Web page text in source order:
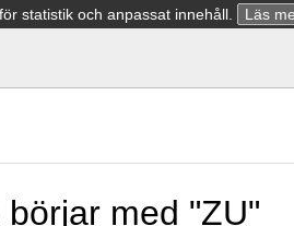
statistik och anpassat innehåll. Läs
med "ZU"